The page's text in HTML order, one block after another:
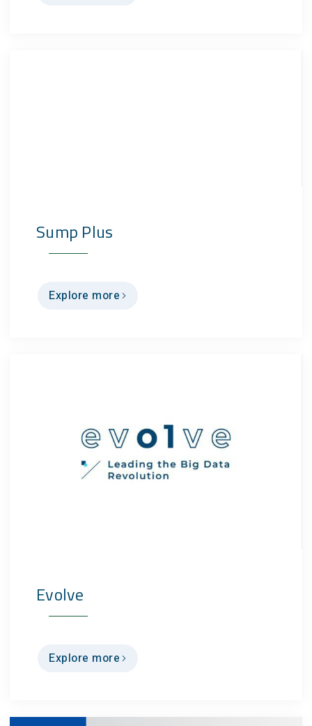
Sump Plus
Explore more
Evolve
Explore more